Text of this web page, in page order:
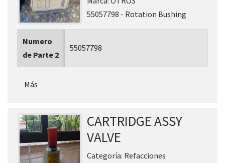
55057798 - Rotation Bushing
Numero
de Parte 2
55057798
Más
CARTRIDGE ASSY
VALVE
Categoría: Refacciones